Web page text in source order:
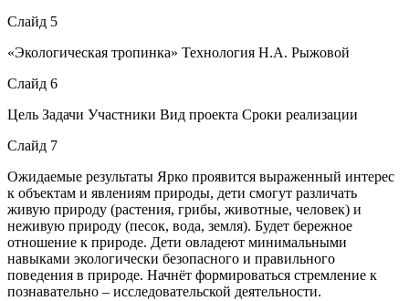
Слайд 5
«Экологическая тропинка» Технология Н.А. Рыжовой
Слайд 6
Цель Задачи Участники Вид проекта Сроки реализации
Слайд 7
Ожидаемые результаты Ярко проявится выраженный интерес
к объектам и явлениям природы, дети смогут различать
живую природу (растения, грибы, животные, человек) и
неживую природу (песок, вода, земля). Будет бережное
отношение к природе. Дети овладеют минимальными
навыками экологически безопасного и правильного
поведения в природе. Начнёт формироваться стремление к
познавательно – исследовательской деятельности.